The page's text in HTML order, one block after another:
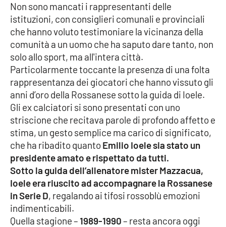
RUBRICHE
Good Morning Vietnam
Parchi Marini Calabria
Leggendo Alvaro insieme
Imprese Di Calabria
Le perfidie di Antonella Grippo
Venti di comunicazione
STREAMING
Non sono mancati i rappresentanti delle
istituzioni, con consiglieri comunali e provinciali
che hanno voluto testimoniare la vicinanza della
comunità a un uomo che ha saputo dare tanto, non
solo allo sport, ma all'intera città.
Particolarmente toccante la presenza di una folta
rappresentanza dei giocatori che hanno vissuto gli
anni d’oro della Rossanese sotto la guida di Ioele.
Gli ex calciatori si sono presentati con uno
striscione che recitava parole di profondo affetto e
stima, un gesto semplice ma carico di significato,
che ha ribadito quantoEmilio Ioele sia stato un
presidente amato e rispettato da tutti.
Sotto la guida dell’allenatore mister Mazzacua,
Ioele era riuscito ad accompagnare la Rossanese
in Serie D, regalando ai tifosi rossoblù emozioni
indimenticabili.
Quella stagione –1989-1990– resta ancora oggi